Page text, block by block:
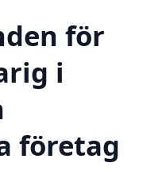
för
i
företag